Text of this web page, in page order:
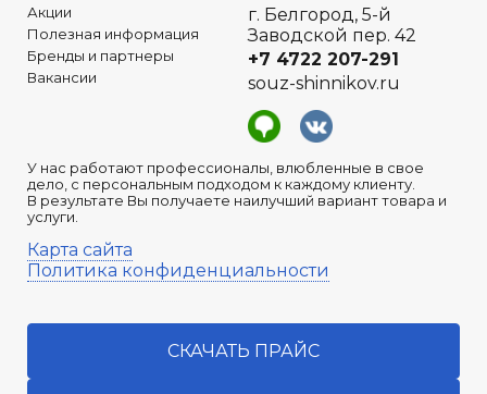
Акции
Полезная информация
Бренды и партнеры
Вакансии
У нас работают профессионалы, влюбленные в свое
дело, с персональным подходом к каждому клиенту.
В результате Вы получаете наилучший вариант товара и
услуги.
Карта сайта
Политика конфиденциальности
г. Белгород, 5-й
Заводской пер. 42
+7 4722 207-291
souz-shinnikov.ru
СКАЧАТЬ ПРАЙС